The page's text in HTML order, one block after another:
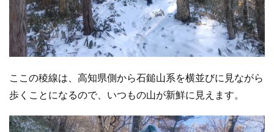
ここの稜線は、高知県側から石鎚山系を横並びに見ながら
歩くことになるので、いつもの山が新鮮に見えます。